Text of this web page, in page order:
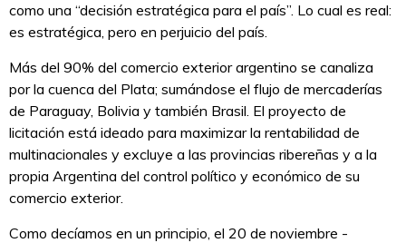
como una “decisión estratégica para el país”. Lo cual es real:
es estratégica, pero en perjuicio del país.
Más del 90% del comercio exterior argentino se canaliza
por la cuenca del Plata; sumándose el flujo de mercaderías
de Paraguay, Bolivia y también Brasil. El proyecto de
licitación está ideado para maximizar la rentabilidad de
multinacionales y excluye a las provincias ribereñas y a la
propia Argentina del control político y económico de su
comercio exterior.
Como decíamos en un principio, el 20 de noviembre -